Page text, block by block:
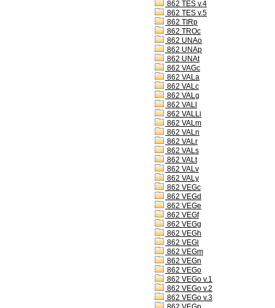
862 TES v.4
862 TES v.5
862 TIRp
862 TROc
862 UNAo
862 UNAp
862 UNAt
862 VAGc
862 VALa
862 VALc
862 VALg
862 VALl
862 VALLi
862 VALm
862 VALn
862 VALr
862 VALs
862 VALt
862 VALv
862 VALy
862 VEGc
862 VEGd
862 VEGe
862 VEGf
862 VEGg
862 VEGh
862 VEGl
862 VEGm
862 VEGn
862 VEGo
862 VEGo v.1
862 VEGo v.2
862 VEGo v.3